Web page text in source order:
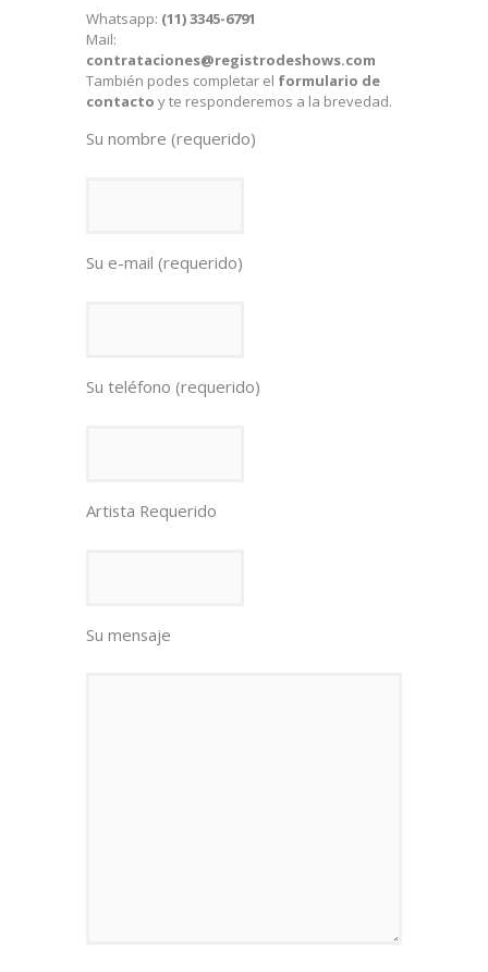
Whatsapp: (11) 3345-6791
Mail:
contrataciones@registrodeshows.com
También podes completar el formulario de
contacto y te responderemos a la brevedad.
Su nombre (requerido)
Su e-mail (requerido)
Su teléfono (requerido)
Artista Requerido
Su mensaje